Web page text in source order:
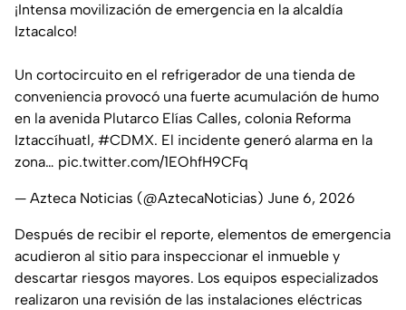
¡Intensa movilización de emergencia en la alcaldía
Iztacalco!
Un cortocircuito en el refrigerador de una tienda de
conveniencia provocó una fuerte acumulación de humo
en la avenida Plutarco Elías Calles, colonia Reforma
Iztaccíhuatl, #CDMX. El incidente generó alarma en la
zona… pic.twitter.com/1EOhfH9CFq
— Azteca Noticias (@AztecaNoticias) June 6, 2026
Después de recibir el reporte, elementos de emergencia
acudieron al sitio para inspeccionar el inmueble y
descartar riesgos mayores. Los equipos especializados
realizaron una revisión de las instalaciones eléctricas